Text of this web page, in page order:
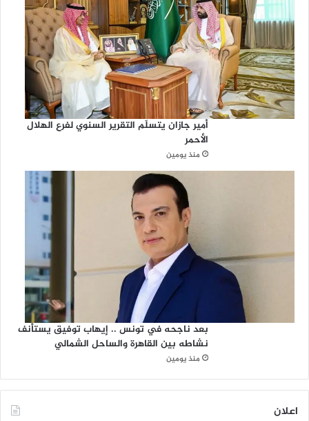
أمير جازان يتسلّم التقرير السنوي لفرع الهلال
الأحمر
منذ يومين
بعد ناجحه في تونس .. إيهاب توفيق يستأنف
نشاطه بين القاهرة والساحل الشمالي
منذ يومين
اعلان